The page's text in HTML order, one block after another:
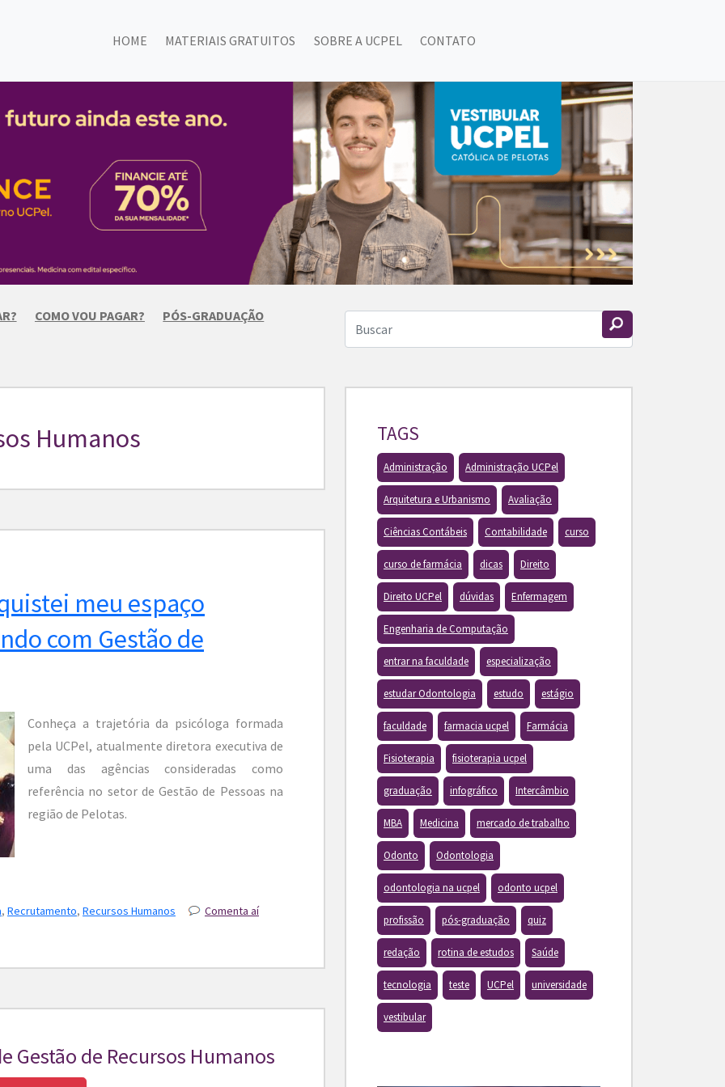
HOME MATERIAIS GRATUITOS SOBRE A UCPEL CONTATO
COMO VOU PAGAR? PÓS-GRADUAÇÃO
Humanos
meu espaço
com Gestão de
Conheça a trajetória da psicóloga formada
pela UCPel, atualmente diretora executiva de
uma das agências consideradas como
referência no setor de Gestão de Pessoas na
região de Pelotas.
, Recrutamento, Recursos Humanos Comenta aí
Gestão de Recursos Humanos
TAGS
Administração Administração UCPel
Arquitetura e Urbanismo Avaliação
Ciências Contábeis Contabilidade curso
curso de farmácia dicas Direito
Direito UCPel dúvidas Enfermagem
Engenharia de Computação
entrar na faculdade especialização
estudar Odontologia estudo estágio
faculdade farmacia ucpel Farmácia
Fisioterapia fisioterapia ucpel
graduação infográfico Intercâmbio
MBA Medicina mercado de trabalho
Odonto Odontologia
odontologia na ucpel odonto ucpel
profissão pós-graduação quiz
redação rotina de estudos Saúde
tecnologia teste UCPel universidade
vestibular